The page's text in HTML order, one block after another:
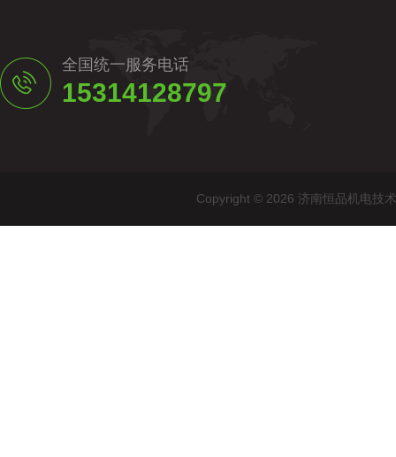
全国统一服务电话
15314128797
Copyright © 2026 济南恒品机电技